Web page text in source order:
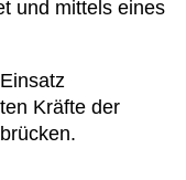
und mittels eines
Kräfte der